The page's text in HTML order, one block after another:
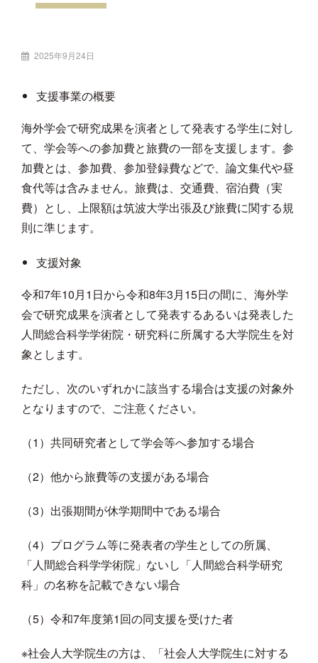
投 2025年9月24日
支援事業の概要
海外学会で研究成果を演者として発表する学生に対し
て、学会等への参加費と旅費の一部を支援します。参
加費とは、参加費、参加登録費などで、論文集代や昼
食代等は含みません。旅費は、交通費、宿泊費（実
費）とし、上限額は筑波大学出張及び旅費に関する規
則に準じます。
支援対象
令和7年10月1日から令和8年3月15日の間に、海外学
会で研究成果を演者として発表するあるいは発表した
人間総合科学学術院・研究科に所属する大学院生を対
象とします。
ただし、次のいずれかに該当する場合は支援の対象外
となりますので、ご注意ください。
（1）共同研究者として学会等へ参加する場合
（2）他から旅費等の支援がある場合
（3）出張期間が休学期間中である場合
（4）プログラム等に発表者の学生としての所属、
「人間総合科学学術院」ないし「人間総合科学研究
科」の名称を記載できない場合
（5）令和7年度第1回の同支援を受けた者
※社会人大学院生の方は、「社会人大学院生に対する